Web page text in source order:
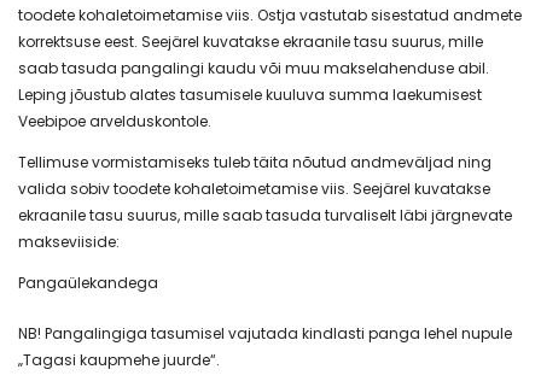
toodete kohaletoimetamise viis. Ostja vastutab sisestatud andmete
korrektsuse eest. Seejärel kuvatakse ekraanile tasu suurus, mille
saab tasuda pangalingi kaudu või muu makselahenduse abil.
Leping jõustub alates tasumisele kuuluva summa laekumisest
Veebipoe arvelduskontole.
Tellimuse vormistamiseks tuleb täita nõutud andmeväljad ning
valida sobiv toodete kohaletoimetamise viis. Seejärel kuvatakse
ekraanile tasu suurus, mille saab tasuda turvaliselt läbi järgnevate
makseviiside:
Pangaülekandega
NB! Pangalingiga tasumisel vajutada kindlasti panga lehel nupule
„Tagasi kaupmehe juurde“.